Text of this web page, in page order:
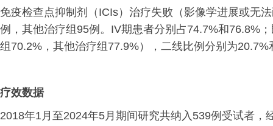
免疫检查点抑制剂（ICIs）治疗失败（影像学进展或无
例，其他治疗组95例。IV期患者分别占74.7%和76.8%
组70.2%，其他治疗组77.9%），二线比例分别为20.7%
疗效数据
2018年1月至2024年5月期间研究共纳入539例受试者